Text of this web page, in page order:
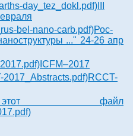
Рос-
..." 24-26 апр
ICFM–2017
RCCT-